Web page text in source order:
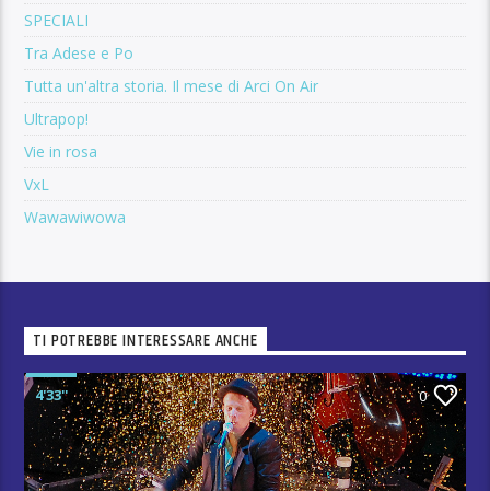
SPECIALI
Tra Adese e Po
Tutta un'altra storia. Il mese di Arci On Air
Ultrapop!
Vie in rosa
VxL
Wawawiwowa
TI POTREBBE INTERESSARE ANCHE
4'33'' 0